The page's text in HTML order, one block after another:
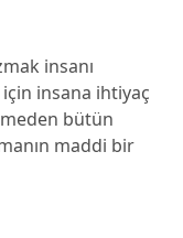
insanı
insana ihtiyaç
bütün
maddi bir